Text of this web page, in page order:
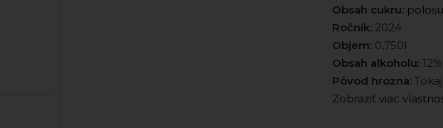
Obsah cukru:
Ročník:2024
Objem:0,750l
Obsah alkoholu:12%
Pôvod hrozna:Tokaj
Zobraziť viac